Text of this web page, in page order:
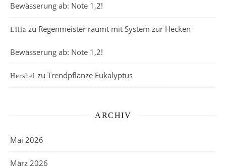
Bewässerung ab: Note 1,2!
Lilia zu Regenmeister räumt mit System zur Hecken
Bewässerung ab: Note 1,2!
Hershel zu Trendpflanze Eukalyptus
ARCHIV
Mai 2026
März 2026